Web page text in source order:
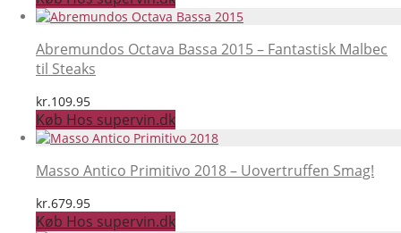
Abremundos Octava Bassa 2015 – Fantastisk Malbec
til Steaks
kr.109.95
Køb Hos supervin.dk
Masso Antico Primitivo 2018 – Uovertruffen Smag!
kr.679.95
Køb Hos supervin.dk